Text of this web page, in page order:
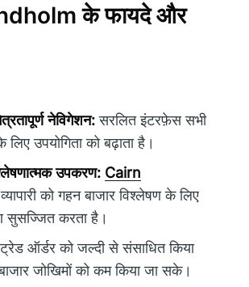
के फायदे और
नेविगेशन:सरलित इंटरफ़ेस सभी
उपयोगिता को बढ़ाता है।
उपकरण: Cairn
व्यापारी को गहन बाजार विश्लेषण के लिए
सुसज्जित करता है।
ट्रेड ऑर्डर को जल्दी से संसाधित किया
जोखिमों को कम किया जा सके।